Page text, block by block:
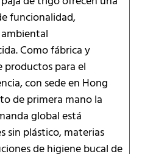
funcionalidad,
Como fábrica y
para el
con sede en Hong
de primera mano la
global está
sin plástico, materias
de higiene bucal de